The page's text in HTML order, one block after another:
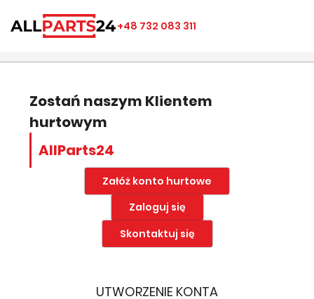
+48 732 083 311
Zostań naszym Klientem
hurtowym
AllParts24
Załóż konto hurtowe
Zaloguj się
Skontaktuj się
UTWORZENIE KONTA
((modalTitle))
((cancelText))
Utwórz listę ulubionych
Anuluj Zapisz
Zaloguj się
liście życzeń.
Anuluj Zaloguj się